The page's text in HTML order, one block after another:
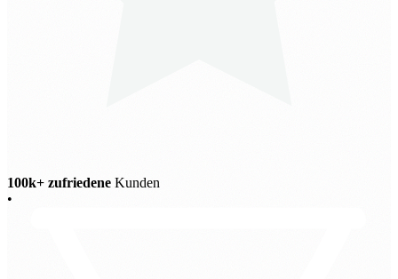
100k+ zufriedene Kunden
•